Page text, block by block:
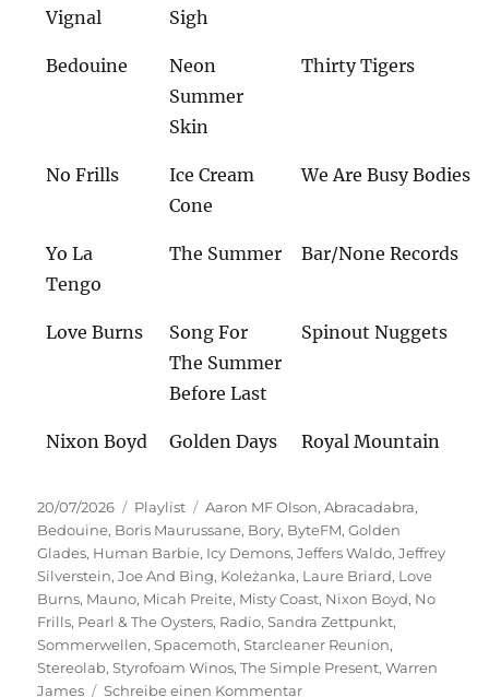
Vignal
Sigh
Bedouine
Neon
Summer
Skin
Thirty Tigers
No Frills
Ice Cream
Cone
We Are Busy Bodies
Yo La
Tengo
The Summer Bar/None Records
Love Burns
Song For
The Summer
Before Last
Spinout Nuggets
Nixon Boyd Golden Days Royal Mountain
Veröffentlicht
am
20/07/2026 Kategorien
Playlist Schlagwörter
Aaron MF Olson,Abracadabra,
Bedouine, Boris Maurussane, Bory, ByteFM,Golden
Glades, Human Barbie, Icy Demons,Jeffers Waldo,Jeffrey
Silverstein,Joe And Bing, Koleżanka, Laure Briard, Love
Burns, Mauno, Micah Preite, Misty Coast, Nixon Boyd, No
Frills, Pearl & The Oysters, Radio,Sandra Zettpunkt,
Sommerwellen,Spacemoth,Starcleaner Reunion,
Stereolab,Styrofoam Winos,The Simple Present,Warren
James
Schreibe einen Kommentarzu